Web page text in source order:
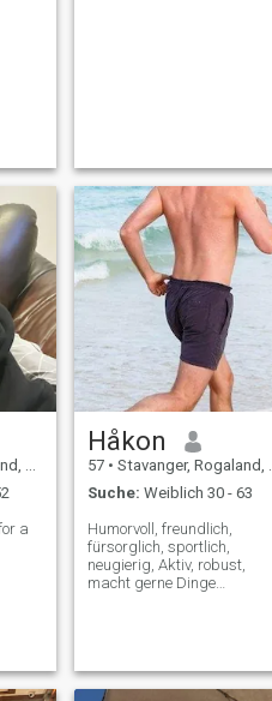
a
Håkon
57 • Stavanger, Rogaland, Norwegen
Suche: Weiblich 30 - 63
Humorvoll, freundlich,
fürsorglich, sportlich,
neugierig, Aktiv, robust,
macht gerne Dinge
eine Nachricht auf Englisch
:-)